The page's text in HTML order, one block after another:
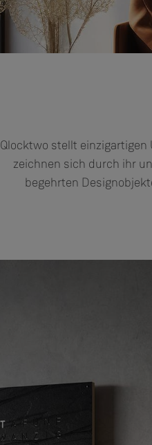
Qlocktwo stellt einzigartigen
zeichnen sich durch ihr
begehrten